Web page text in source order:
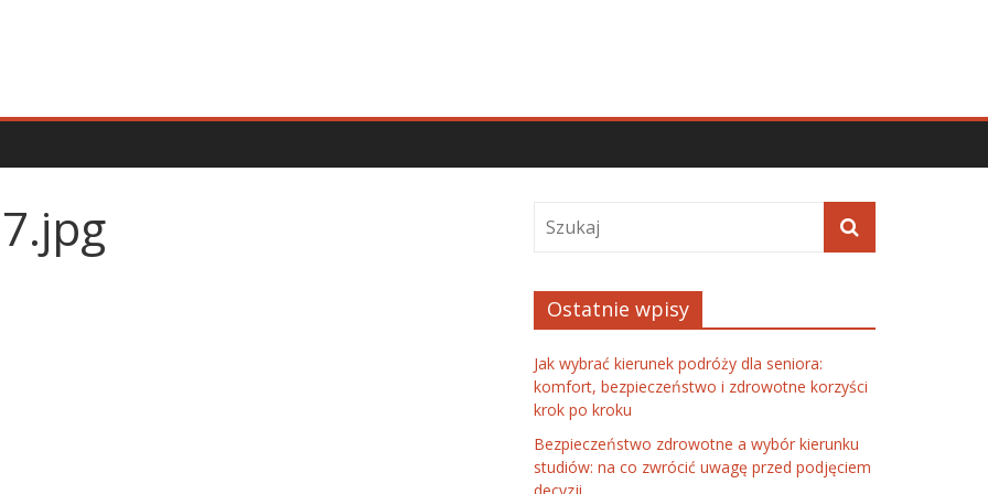
Ostatnie wpisy
Jak wybrać kierunek podróży dla seniora:
komfort, bezpieczeństwo i zdrowotne korzyści
krok po kroku
Bezpieczeństwo zdrowotne a wybór kierunku
studiów: na co zwrócić uwagę przed podjęciem